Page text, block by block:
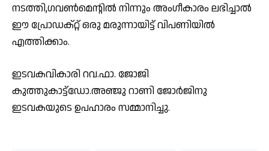
നടത്തി,ഗവൺമെന്റിൽ നിന്നും അംഗീകാരം ലഭിച്ചാൽ
ഈ പ്രോഡക്റ്റ് ഒരു മരുന്നായിട്ട് വിപണിയിൽ
എത്തിക്കാം.
ഇടവകവികാരി റവ.ഫാ. ജോജി
കുത്തുകാട്ട്ഡോ.അഞ്ജു റാണി ജോർജിനു
ഇടവകയുടെ ഉപഹാരം സമ്മാനിച്ചു.